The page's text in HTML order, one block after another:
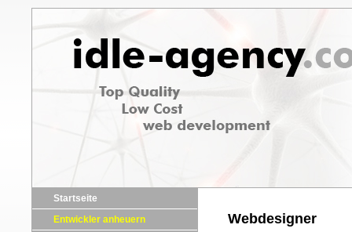
Startseite
Entwickler anheuern
Webdesigner